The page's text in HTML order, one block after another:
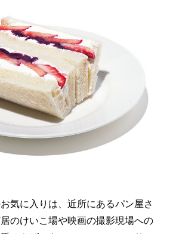
気に入りは、近所にあるパン屋さ
のけいこ場や映画の撮影現場への